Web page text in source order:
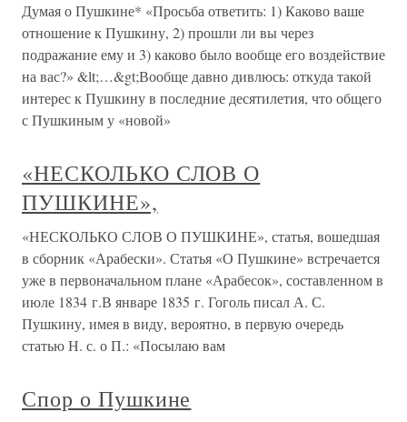
Думая о Пушкине* «Просьба ответить: 1) Каково ваше
отношение к Пушкину, 2) прошли ли вы через
подражание ему и 3) каково было вообще его воздействие
на вас?» &lt;…&gt;Вообще давно дивлюсь: откуда такой
интерес к Пушкину в последние десятилетия, что общего
с Пушкиным у «новой»
«НЕСКОЛЬКО СЛОВ О
ПУШКИНЕ»,
«НЕСКОЛЬКО СЛОВ О ПУШКИНЕ», статья, вошедшая
в сборник «Арабески». Статья «О Пушкине» встречается
уже в первоначальном плане «Арабесок», составленном в
июле 1834 г.В январе 1835 г. Гоголь писал А. С.
Пушкину, имея в виду, вероятно, в первую очередь
статью Н. с. о П.: «Посылаю вам
Спор о Пушкине